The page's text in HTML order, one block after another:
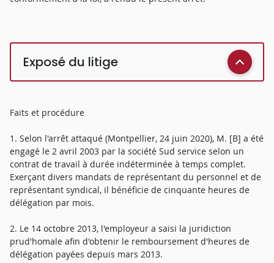
Exposé du litige
Faits et procédure
1. Selon l'arrêt attaqué (Montpellier, 24 juin 2020), M. [B] a été
engagé le 2 avril 2003 par la société Sud service selon un
contrat de travail à durée indéterminée à temps complet.
Exerçant divers mandats de représentant du personnel et de
représentant syndical, il bénéficie de cinquante heures de
délégation par mois.
2. Le 14 octobre 2013, l'employeur a saisi la juridiction
prud'homale afin d'obtenir le remboursement d'heures de
délégation payées depuis mars 2013.